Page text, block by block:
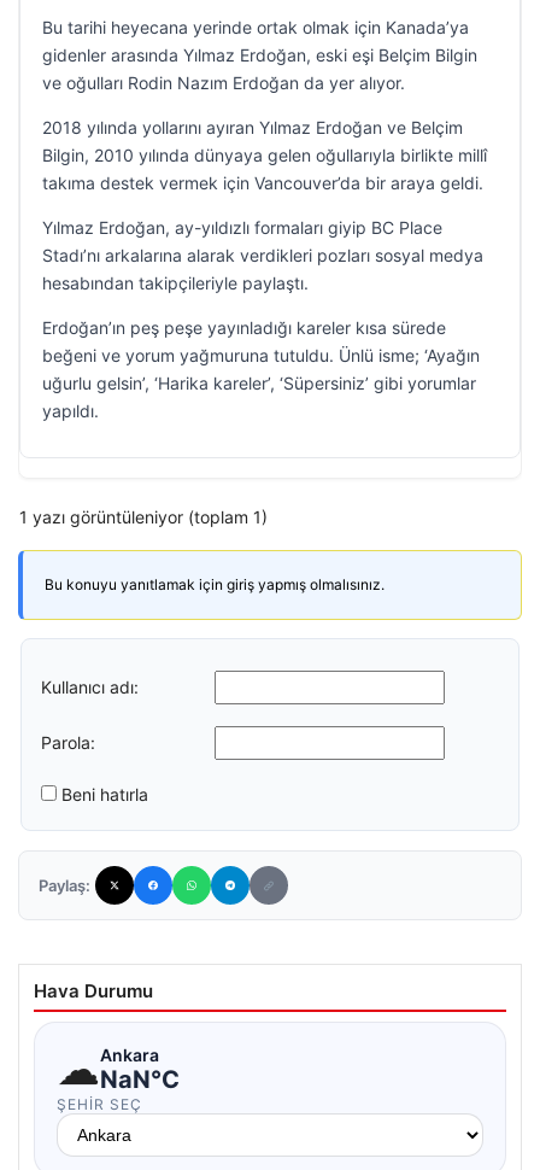
Bu tarihi heyecana yerinde ortak olmak için Kanada’ya
gidenler arasında Yılmaz Erdoğan, eski eşi Belçim Bilgin
ve oğulları Rodin Nazım Erdoğan da yer alıyor.
2018 yılında yollarını ayıran Yılmaz Erdoğan ve Belçim
Bilgin, 2010 yılında dünyaya gelen oğullarıyla birlikte millî
takıma destek vermek için Vancouver’da bir araya geldi.
Yılmaz Erdoğan, ay-yıldızlı formaları giyip BC Place
Stadı’nı arkalarına alarak verdikleri pozları sosyal medya
hesabından takipçileriyle paylaştı.
Erdoğan’ın peş peşe yayınladığı kareler kısa sürede
beğeni ve yorum yağmuruna tutuldu. Ünlü isme; ‘Ayağın
uğurlu gelsin’, ‘Harika kareler’, ‘Süpersiniz’ gibi yorumlar
yapıldı.
1 yazı görüntüleniyor (toplam 1)
Bu konuyu yanıtlamak için giriş yapmış olmalısınız.
Kullanıcı adı:
Parola:
Beni hatırla
Paylaş:
Hava Durumu
☁Ankara
NaN°C
ŞEHIR SEÇ